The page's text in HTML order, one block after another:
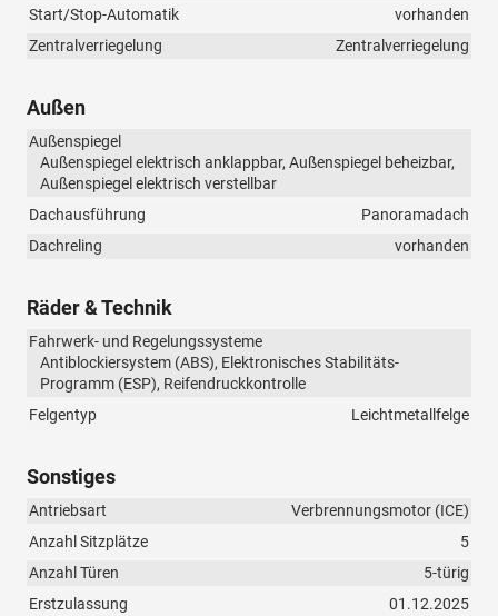
Start/Stop-Automatik
vorhanden
Zentralverriegelung
Zentralverriegelung
Außen
Außenspiegel
Außenspiegel elektrisch anklappbar, Außenspiegel beheizbar,
Außenspiegel elektrisch verstellbar
Dachausführung
Panoramadach
Dachreling
vorhanden
Räder & Technik
Fahrwerk- und Regelungssysteme
Antiblockiersystem (ABS), Elektronisches Stabilitäts-
Programm (ESP), Reifendruckkontrolle
Felgentyp
Leichtmetallfelge
Sonstiges
Antriebsart
Verbrennungsmotor (ICE)
Anzahl Sitzplätze
5
Anzahl Türen
5-türig
Erstzulassung
01.12.2025